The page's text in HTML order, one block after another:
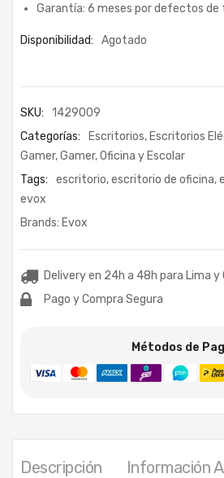
Garantía: 6 meses por defectos de
Disponibilidad: Agotado
SKU:
1429009
Categorías:
Escritorios, Escritorios
Gamer,Gamer,Oficina y Escolar
Tags:
escritorio,escritorio de oficina,
evox
Brands: Evox
Delivery en 24h a 48h para Lima y
Pago y Compra Segura
Métodos de
Descripción Información